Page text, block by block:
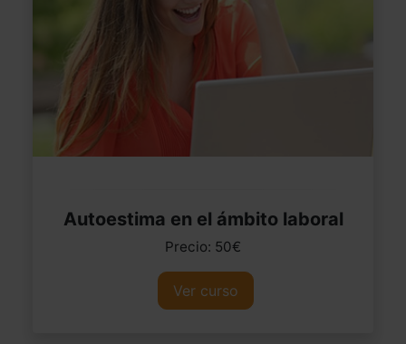
Autoestima en el ámbito laboral
Precio: 50€
Ver curso